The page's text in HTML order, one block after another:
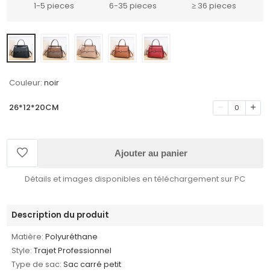
1-5 pieces 6-35 pieces ≥ 36 pieces
Couleur: noir
26*12*20CM 0
Ajouter au panier
Détails et images disponibles en téléchargement sur PC
Description du produit
Matière: Polyuréthane
Style: Trajet Professionnel
Type de sac: Sac carré petit